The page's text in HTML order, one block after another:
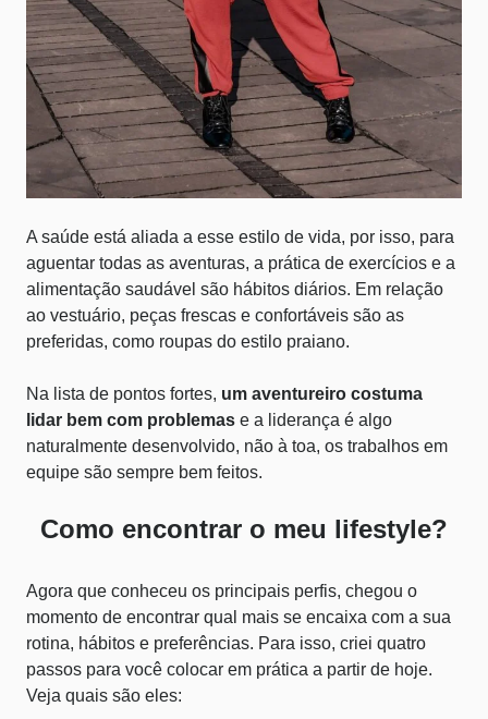
A saúde está aliada a esse estilo de vida, por isso, para
aguentar todas as aventuras, a prática de exercícios e a
alimentação saudável são hábitos diários. Em relação
ao vestuário, peças frescas e confortáveis são as
preferidas, como roupas do estilo praiano.
Na lista de pontos fortes, um aventureiro costuma
lidar bem com problemas e a liderança é algo
naturalmente desenvolvido, não à toa, os trabalhos em
equipe são sempre bem feitos.
Como encontrar o meu lifestyle?
Agora que conheceu os principais perfis, chegou o
momento de encontrar qual mais se encaixa com a sua
rotina, hábitos e preferências. Para isso, criei quatro
passos para você colocar em prática a partir de hoje.
Veja quais são eles: